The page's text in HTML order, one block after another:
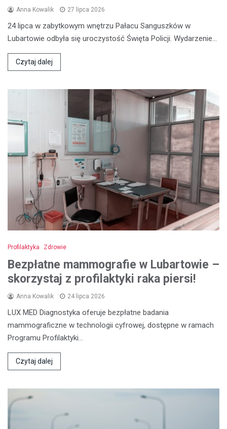
Anna Kowalik 27 lipca 2026
24 lipca w zabytkowym wnętrzu Pałacu Sanguszków w
Lubartowie odbyła się uroczystość Święta Policji. Wydarzenie…
Czytaj dalej
Profilaktyka Zdrowie
Bezpłatne mammografie w Lubartowie –
skorzystaj z profilaktyki raka piersi!
Anna Kowalik 24 lipca 2026
LUX MED Diagnostyka oferuje bezpłatne badania
mammograficzne w technologii cyfrowej, dostępne w ramach
Programu Profilaktyki…
Czytaj dalej